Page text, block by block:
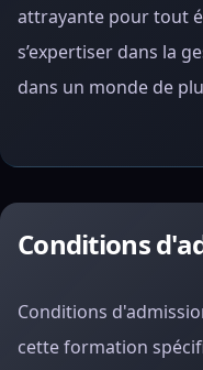
attrayante pour tout
s’expertiser dans la
dans un monde de
Conditions
Conditions
cette formation